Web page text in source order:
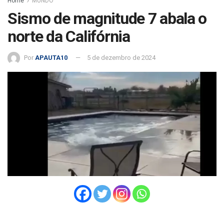
Sismo de magnitude 7 abala o
norte da Califórnia
Por APAUTA10 5 de dezembro de 2024